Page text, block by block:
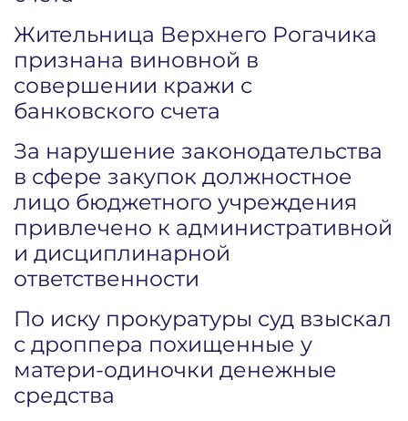
Жительница Верхнего Рогачика
признана виновной в
совершении кражи с
банковского счета
За нарушение законодательства
в сфере закупок должностное
лицо бюджетного учреждения
привлечено к административной
и дисциплинарной
ответственности
По иску прокуратуры суд взыскал
с дроппера похищенные у
матери-одиночки денежные
средства